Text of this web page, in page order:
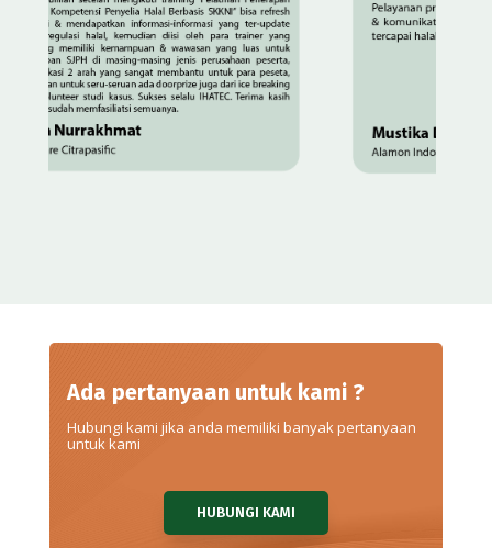
Ada pertanyaan untuk kami ?
Hubungi kami jika anda memiliki banyak pertanyaan
untuk kami
HUBUNGI KAMI